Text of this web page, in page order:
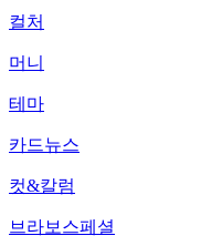
컬처
머니
테마
카드뉴스
컷&칼럼
브라보스페셜